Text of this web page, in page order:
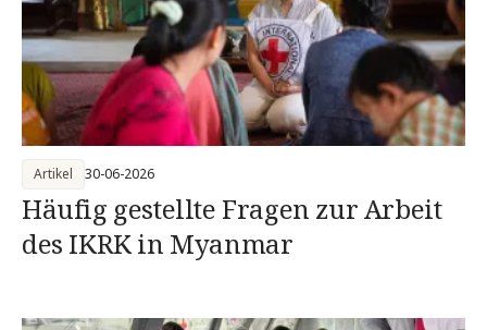
Häufig gestellte Fragen zur Arbeit
des IKRK in Myanmar
Artikel 30-06-2026